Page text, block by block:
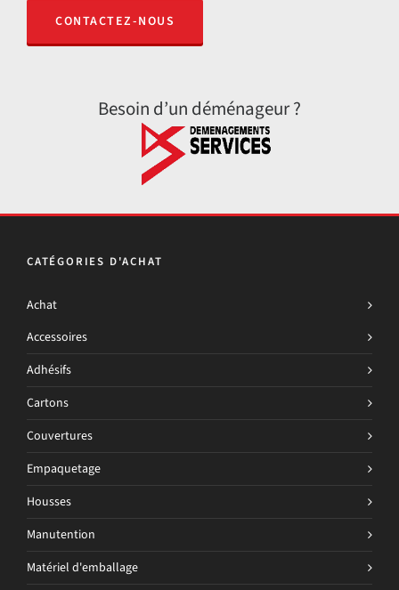
CONTACTEZ-NOUS
Besoin d’un déménageur ?
CATÉGORIES D'ACHAT
Achat
Accessoires
Adhésifs
Cartons
Couvertures
Empaquetage
Housses
Manutention
Matériel d'emballage